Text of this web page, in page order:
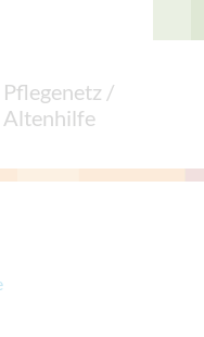
Pflegenetz /
Altenhilfe